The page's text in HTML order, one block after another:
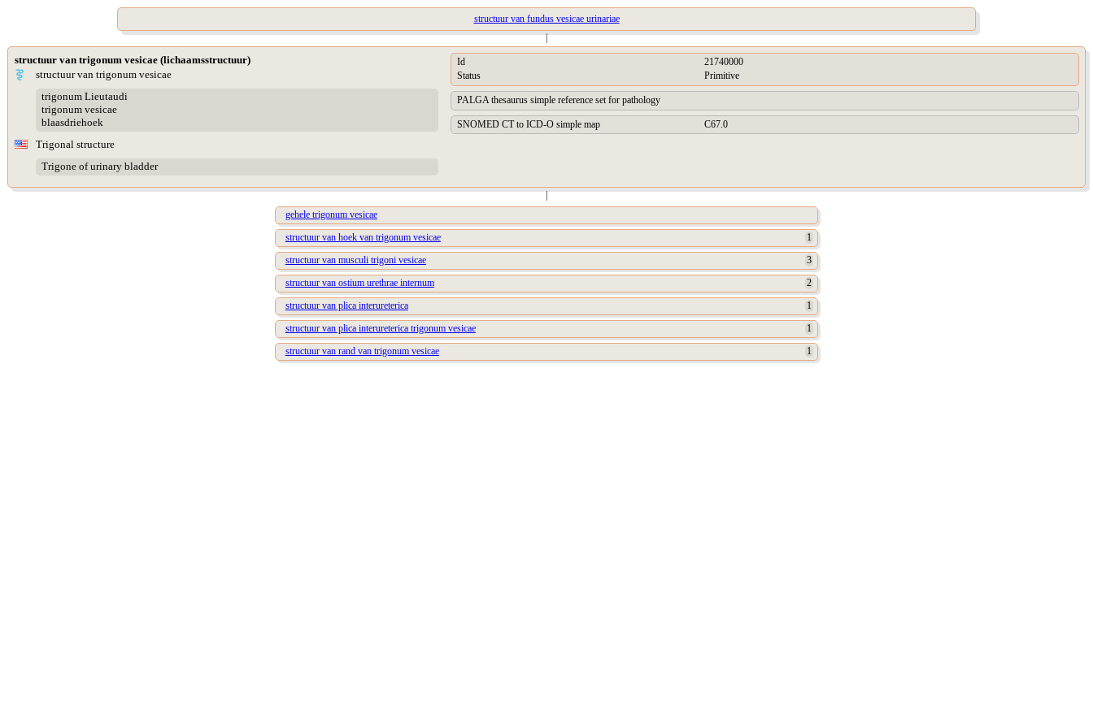
structuur van fundus vesicae urinariae
|
structuur van trigonum vesicae (lichaamsstructuur)
structuur van trigonum vesicae
trigonum Lieutaudi
trigonum vesicae
blaasdriehoek
Trigonal structure
Trigone of urinary bladder
Id
21740000
Status
Primitive
PALGA thesaurus simple reference set for pathology
SNOMED CT to ICD-O simple map C67.0
|
gehele trigonum vesicae
structuur van hoek van trigonum vesicae
1
structuur van musculi trigoni vesicae
3
structuur van ostium urethrae internum
2
structuur van plica interureterica
1
structuur van plica interureterica trigonum vesicae
1
structuur van rand van trigonum vesicae
1